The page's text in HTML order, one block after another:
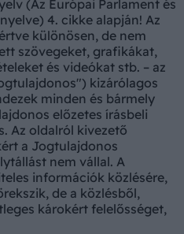
(Az Európai Parlament és
4. cikke alapján! Az
különösen, de nem
szövegeket, grafikákat,
és videókat stb. – az
kizárólagos
minden és bármely
előzetes írásbeli
Az oldalról kivezető
a Jogtulajdonos
nem vállal. A
információk közlésére,
de a közlésből,
károkért felelősséget,